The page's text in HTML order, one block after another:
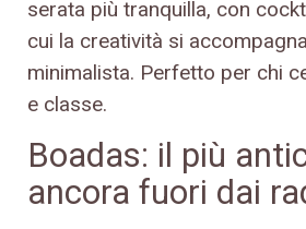
serata più tranquilla, con
cui la creatività si
minimalista. Perfetto per chi
e classe.
Boadas: il più
ancora fuori dai